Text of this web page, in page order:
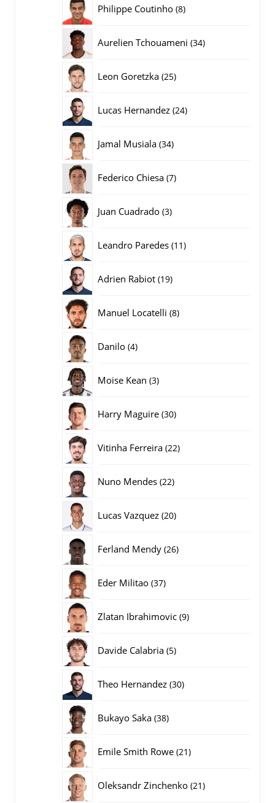
Philippe Coutinho 88
Aurelien Tchouameni 3434
Leon Goretzka 2525
Lucas Hernandez 2424
Jamal Musiala 3434
Federico Chiesa 77
Juan Cuadrado 33
Leandro Paredes 1111
Adrien Rabiot 1919
Manuel Locatelli 88
Danilo 44
Moise Kean 33
Harry Maguire 3030
Vitinha Ferreira 2222
Nuno Mendes 2222
Lucas Vazquez 2020
Ferland Mendy 2626
Eder Militao 3737
Zlatan Ibrahimovic 99
Davide Calabria 55
Theo Hernandez 3030
Bukayo Saka 3838
Emile Smith Rowe 2121
Oleksandr Zinchenko 2121